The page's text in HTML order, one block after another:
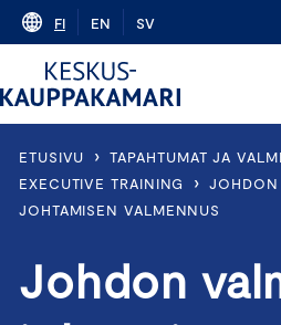
Skip
content
FI EN SV
ETUSIVU › TAPAHTUMAT JA
EXECUTIVE TRAINING
› JOHDON
JOHTAMISEN VALMENNUS
Johdon